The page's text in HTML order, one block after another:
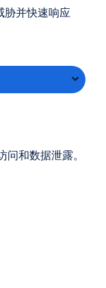
并快速响应
和数据泄露。